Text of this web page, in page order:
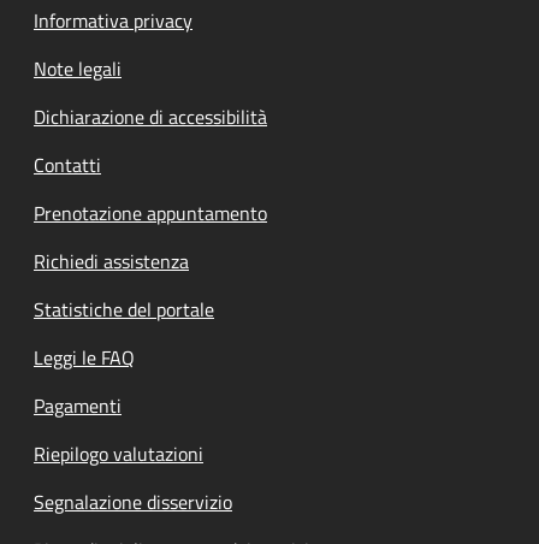
Informativa privacy
Note legali
Dichiarazione di accessibilità
Contatti
Prenotazione appuntamento
Richiedi assistenza
Statistiche del portale
Leggi le FAQ
Pagamenti
Riepilogo valutazioni
Segnalazione disservizio